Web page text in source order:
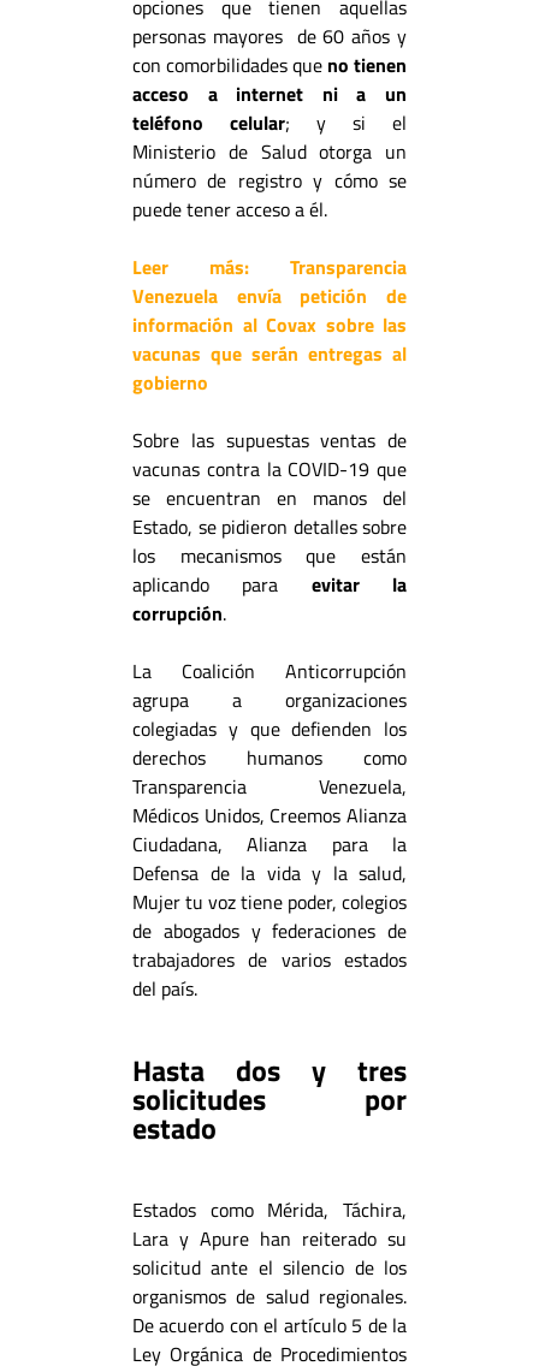
opciones que tienen aquellas
personas mayores de 60 años y
con comorbilidades que no tienen
acceso a internet ni a un
teléfono celular; y si el
Ministerio de Salud otorga un
número de registro y cómo se
puede tener acceso a él.
Leer más: Transparencia
Venezuela envía petición de
información al Covax sobre las
vacunas que serán entregas al
gobierno
Sobre las supuestas ventas de
vacunas contra la COVID-19 que
se encuentran en manos del
Estado, se pidieron detalles sobre
los mecanismos que están
aplicando para evitar la
corrupción.
La Coalición Anticorrupción
agrupa a organizaciones
colegiadas y que defienden los
derechos humanos como
Transparencia Venezuela,
Médicos Unidos, Creemos Alianza
Ciudadana, Alianza para la
Defensa de la vida y la salud,
Mujer tu voz tiene poder, colegios
de abogados y federaciones de
trabajadores de varios estados
del país.
Hasta dos y tres
solicitudes por
estado
Estados como Mérida, Táchira,
Lara y Apure han reiterado su
solicitud ante el silencio de los
organismos de salud regionales.
De acuerdo con el artículo 5 de la
Ley Orgánica de Procedimientos